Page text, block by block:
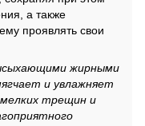
а также
проявлять свои
жирными
и увлажняет
мелких трещин и